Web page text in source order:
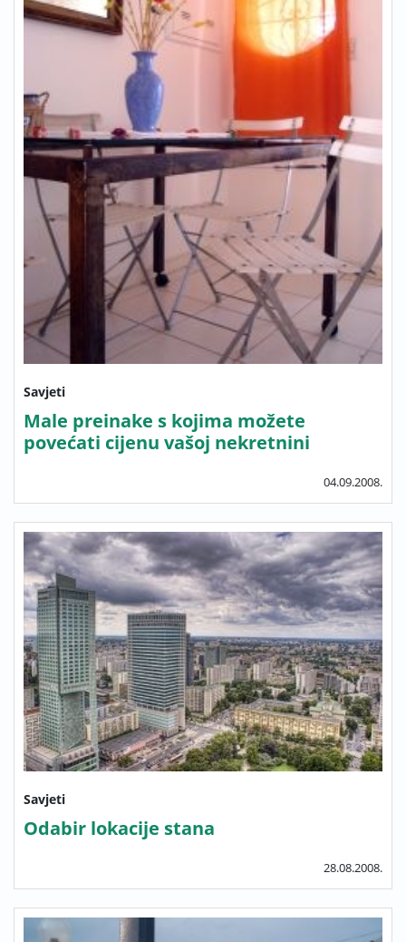
Savjeti
Male preinake s kojima možete
povećati cijenu vašoj nekretnini
04.09.2008.
Savjeti
Odabir lokacije stana
28.08.2008.